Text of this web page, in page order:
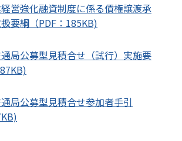
営強化融資制度に係る債権譲渡承
要綱（PDF：185KB)
局公募型見積合せ（試行）実施要
局公募型見積合せ参加者手引